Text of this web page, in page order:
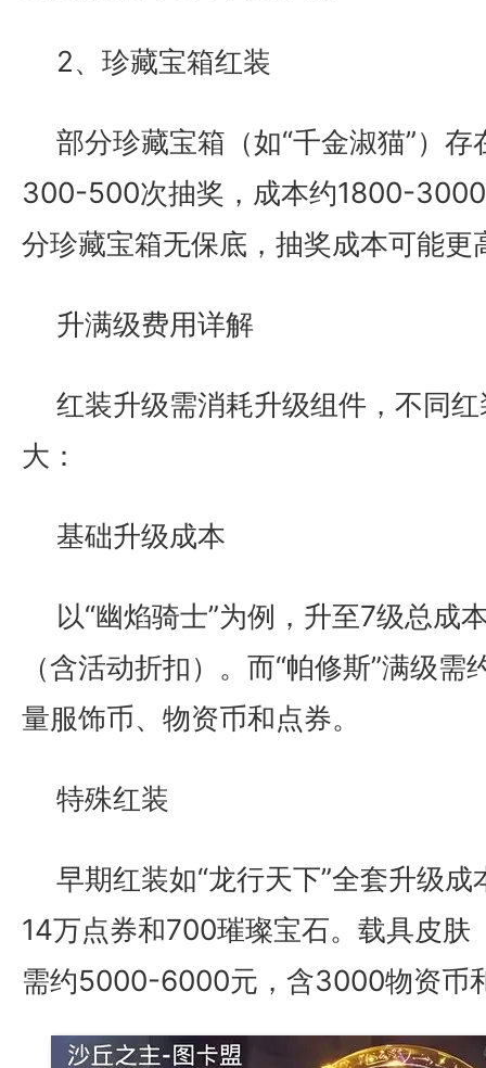
2、珍藏宝箱红装
部分珍藏宝箱（如“千金淑猫”）
300-500次抽奖，成本约1800-
分珍藏宝箱无保底，抽奖成本可能更
升满级费用详解
红装升级需消耗升级组件，不同
大：
基础升级成本
以“幽焰骑士”为例，升至7级总成
（含活动折扣）。而“帕修斯”满级
量服饰币、物资币和点券。
特殊红装
早期红装如“龙行天下”全套升级
14万点券和700璀璨宝石。载具皮肤
需约5000-6000元，含3000物资币